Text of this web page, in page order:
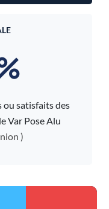
ou satisfaits des
Var Pose Alu
)